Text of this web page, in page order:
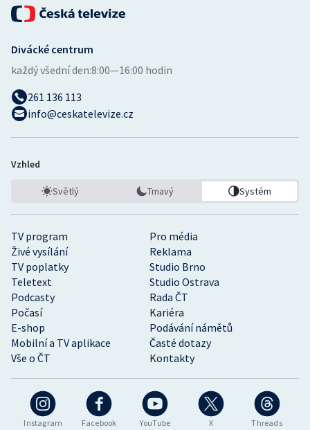
Instagram Facebook YouTube X Threads
TV program
Pro média
Živé vysílání
Reklama
TV poplatky
Studio Brno
Teletext
Studio Ostrava
Podcasty
Rada ČT
Počasí
Kariéra
E-shop
Podávání námětů
Mobilní a TV aplikace
Časté dotazy
Vše o ČT
Kontakty
Divácké centrum
každý všední den:8:00—16:00 hodin
261 136 113
info@ceskatelevize.cz
Vzhled
Světlý Tmavý Systém